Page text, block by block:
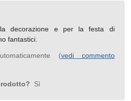
decorazione e per la festa di
fantastici.
(vedi commento
Sì